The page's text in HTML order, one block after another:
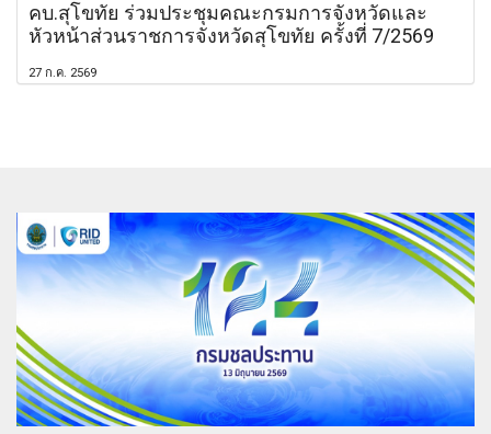
คบ.สุโขทัย ร่วมประชุมคณะกรมการจังหวัดและ
หัวหน้าส่วนราชการจังหวัดสุโขทัย ครั้งที่ 7/2569
27 ก.ค. 2569